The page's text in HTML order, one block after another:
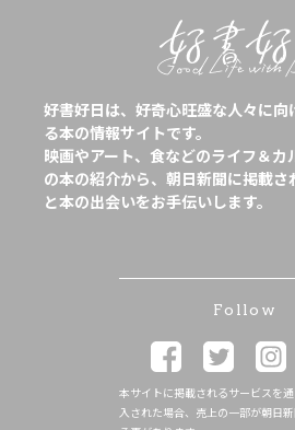
好書好日は、好奇心旺盛な人々に向
る本の情報サイトです。
映画やアート、食などのライフ＆カ
の本の紹介から、朝日新聞に掲載さ
と本の出会いをお手伝いします。
Follow
本サイトに掲載されるサービスを
入された場合、売上の一部が朝日